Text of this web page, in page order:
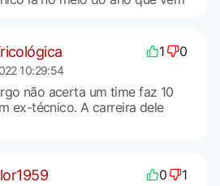
1 0
10:29:54
não acerta um time faz 10
ex-técnico. A carreira dele
0 1